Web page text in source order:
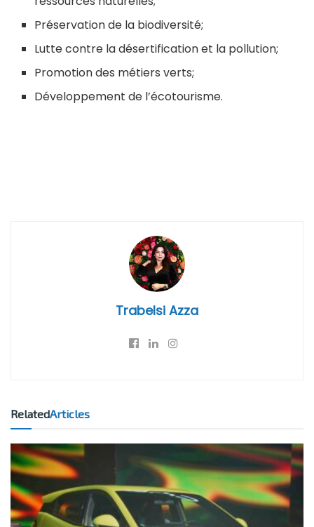
Préservation de la biodiversité;
Lutte contre la désertification et la pollution;
Promotion des métiers verts;
Développement de l’écotourisme.
Trabelsi Azza
RelatedArticles